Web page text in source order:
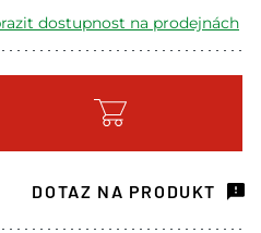
dostupnost na prodejnách
1 ks
DOTAZ NA PRODUKT